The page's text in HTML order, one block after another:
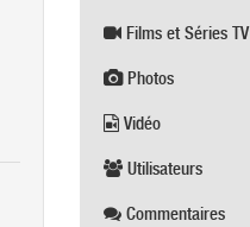
Films et Séries TV
Photos
Vidéo
Utilisateurs
Commentaires